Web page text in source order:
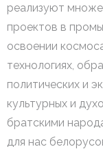
реализуют
проектов в
освоении
технологиях,
политических и
культурных и
братскими
для нас